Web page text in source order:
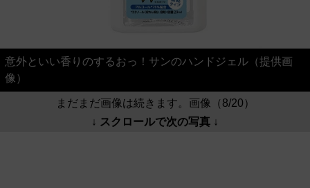
意外といい香りのするおっ！サンのハンドジェル（提供画
像）
まだまだ画像は続きます。画像（8/20）
↓ スクロールで次の写真 ↓